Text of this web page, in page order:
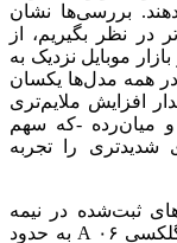
بررسی‌ها نشان
در نظر بگیریم، از
موبایل نزدیک به
در همه مدل‌ها یکسان
افزایش ملایم‌تری
و میان‌رده -که سهم
شدیدتری را تجربه
ثبت‌شده در نیمه
اردیبهشت ۱۴۰۵، یک گوشی اقتصادی مانند گلکسی A ۰۶ به حدود